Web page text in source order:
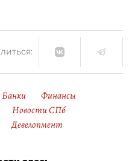
Банки
Финансы
Новости СПб
Девелопмент